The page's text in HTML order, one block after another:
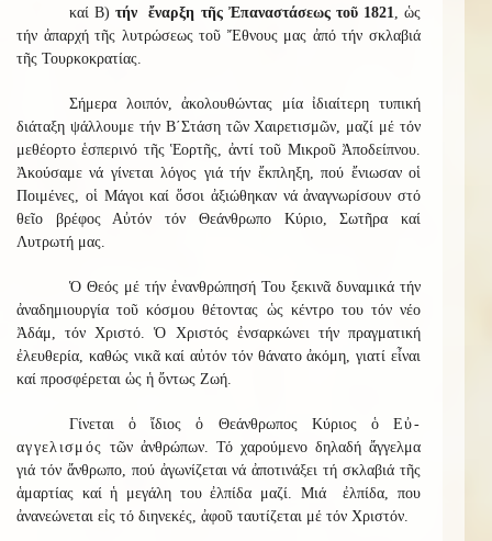
καί Β)τήν ἔναρξη τῆς Ἐπαναστάσεως τοῦ 1821, ὡς
τήν ἀπαρχή τῆς λυτρώσεως τοῦ Ἔθνους μας ἀπό τήν σκλαβιά
τῆς Τουρκοκρατίας.
Σήμερα λοιπόν, ἀκολουθώντας μία ἰδιαίτερη τυπική
διάταξη ψάλλουμε τήν Β΄Στάση τῶν Χαιρετισμῶν, μαζί μέ τόν
μεθέορτο ἑσπερινό τῆς Ἑορτῆς, ἀντί τοῦ Μικροῦ Ἀποδείπνου.
Ἀκούσαμε νά γίνεται λόγος γιά τήν ἔκπληξη, πού ἔνιωσαν οἱ
Ποιμένες, οἱ Μάγοι καί ὅσοι ἀξιώθηκαν νά ἀναγνωρίσουν στό
θεῖο βρέφος Αὐτόν τόν Θεάνθρωπο Κύριο, Σωτῆρα καί
Λυτρωτή μας.
Ὁ Θεός μέ τήν ἐνανθρώπησή Του ξεκινᾶ δυναμικά τήν
ἀναδημιουργία τοῦ κόσμου θέτοντας ὡς κέντρο του τόν νέο
Ἀδάμ, τόν Χριστό. Ὁ Χριστός ἐνσαρκώνει τήν πραγματική
ἐλευθερία, καθώς νικᾶ καί αὐτόν τόν θάνατο ἀκόμη, γιατί εἶναι
καί προσφέρεται ὡς ἡ ὄντως Ζωή.
Γίνεται ὁ ἴδιος ὁ Θεάνθρωπος Κύριος ὁ Εὐ-
αγγελισμός τῶν ἀνθρώπων. Τό χαρούμενο δηλαδή ἄγγελμα
γιά τόν ἄνθρωπο, πού ἀγωνίζεται νά ἀποτινάξει τή σκλαβιά τῆς
ἁμαρτίας καί ἡ μεγάλη του ἐλπίδα μαζί. Μιά ἐλπίδα, που
ἀνανεώνεται εἰς τό διηνεκές, ἀφοῦ ταυτίζεται μέ τόν Χριστόν.